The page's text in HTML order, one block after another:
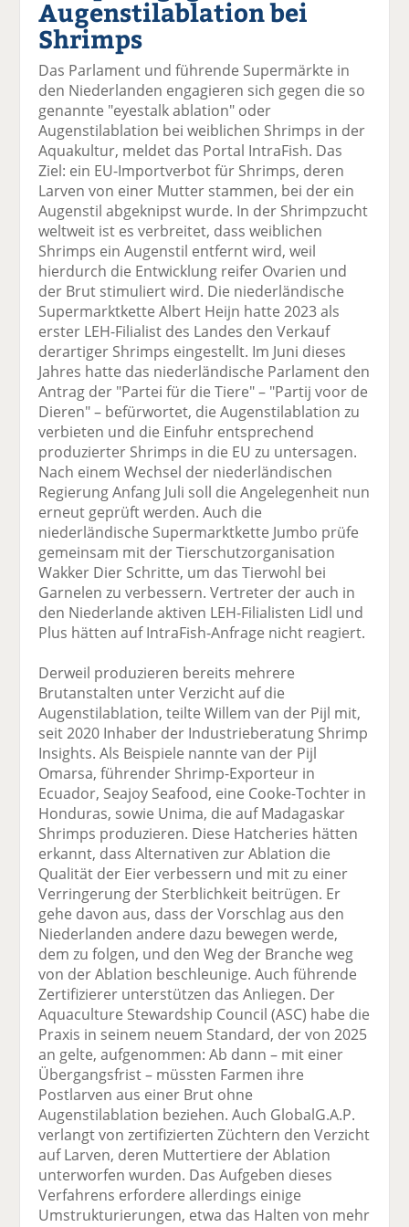
el
a
F
ac
e
b
o
o
k
te
il
e
n
el
t
tt
er
n
Li
n
e
di
n
te
il
e
E
m
l
v
er
se
n
n
e
Augenstilablation bei
Shrimps
Das Parlament und führende Supermärkte in
den Niederlanden engagieren sich gegen die so
genannte "eyestalk ablation" oder
Augenstilablation bei weiblichen Shrimps in der
Aquakultur, meldet das Portal IntraFish. Das
Ziel: ein EU-Importverbot für Shrimps, deren
Larven von einer Mutter stammen, bei der ein
Augenstil abgeknipst wurde. In der Shrimpzucht
weltweit ist es verbreitet, dass weiblichen
Shrimps ein Augenstil entfernt wird, weil
hierdurch die Entwicklung reifer Ovarien und
der Brut stimuliert wird. Die niederländische
Supermarktkette Albert Heijn hatte 2023 als
erster LEH-Filialist des Landes den Verkauf
derartiger Shrimps eingestellt. Im Juni dieses
Jahres hatte das niederländische Parlament den
Antrag der "Partei für die Tiere" – "Partij voor de
Dieren" – befürwortet, die Augenstilablation zu
verbieten und die Einfuhr entsprechend
produzierter Shrimps in die EU zu untersagen.
Nach einem Wechsel der niederländischen
Regierung Anfang Juli soll die Angelegenheit nun
erneut geprüft werden. Auch die
niederländische Supermarktkette Jumbo prüfe
gemeinsam mit der Tierschutzorganisation
Wakker Dier Schritte, um das Tierwohl bei
Garnelen zu verbessern. Vertreter der auch in
den Niederlande aktiven LEH-Filialisten Lidl und
Plus hätten auf IntraFish-Anfrage nicht reagiert.
Derweil produzieren bereits mehrere
Brutanstalten unter Verzicht auf die
Augenstilablation, teilte Willem van der Pijl mit,
seit 2020 Inhaber der Industrieberatung Shrimp
Insights. Als Beispiele nannte van der Pijl
Omarsa, führender Shrimp-Exporteur in
Ecuador, Seajoy Seafood, eine Cooke-Tochter in
Honduras, sowie Unima, die auf Madagaskar
Shrimps produzieren. Diese Hatcheries hätten
erkannt, dass Alternativen zur Ablation die
Qualität der Eier verbessern und mit zu einer
Verringerung der Sterblichkeit beitrügen. Er
gehe davon aus, dass der Vorschlag aus den
Niederlanden andere dazu bewegen werde,
dem zu folgen, und den Weg der Branche weg
von der Ablation beschleunige. Auch führende
Zertifizierer unterstützen das Anliegen. Der
Aquaculture Stewardship Council (ASC) habe die
Praxis in seinem neuem Standard, der von 2025
an gelte, aufgenommen: Ab dann – mit einer
Übergangsfrist – müssten Farmen ihre
Postlarven aus einer Brut ohne
Augenstilablation beziehen. Auch GlobalG.A.P.
verlangt von zertifizierten Züchtern den Verzicht
auf Larven, deren Muttertiere der Ablation
unterworfen wurden. Das Aufgeben dieses
Verfahrens erfordere allerdings einige
Umstrukturierungen, etwa das Halten von mehr